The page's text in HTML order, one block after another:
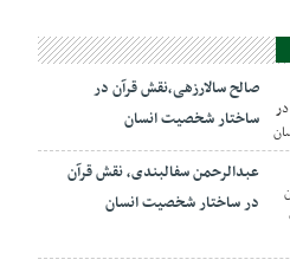
صالح سالارزهی،‌نقش قرآن در
ساختار شخصیت انسان
عبدالرحمن سفالبندی، نقش قرآن
در ساختار شخصیت انسان